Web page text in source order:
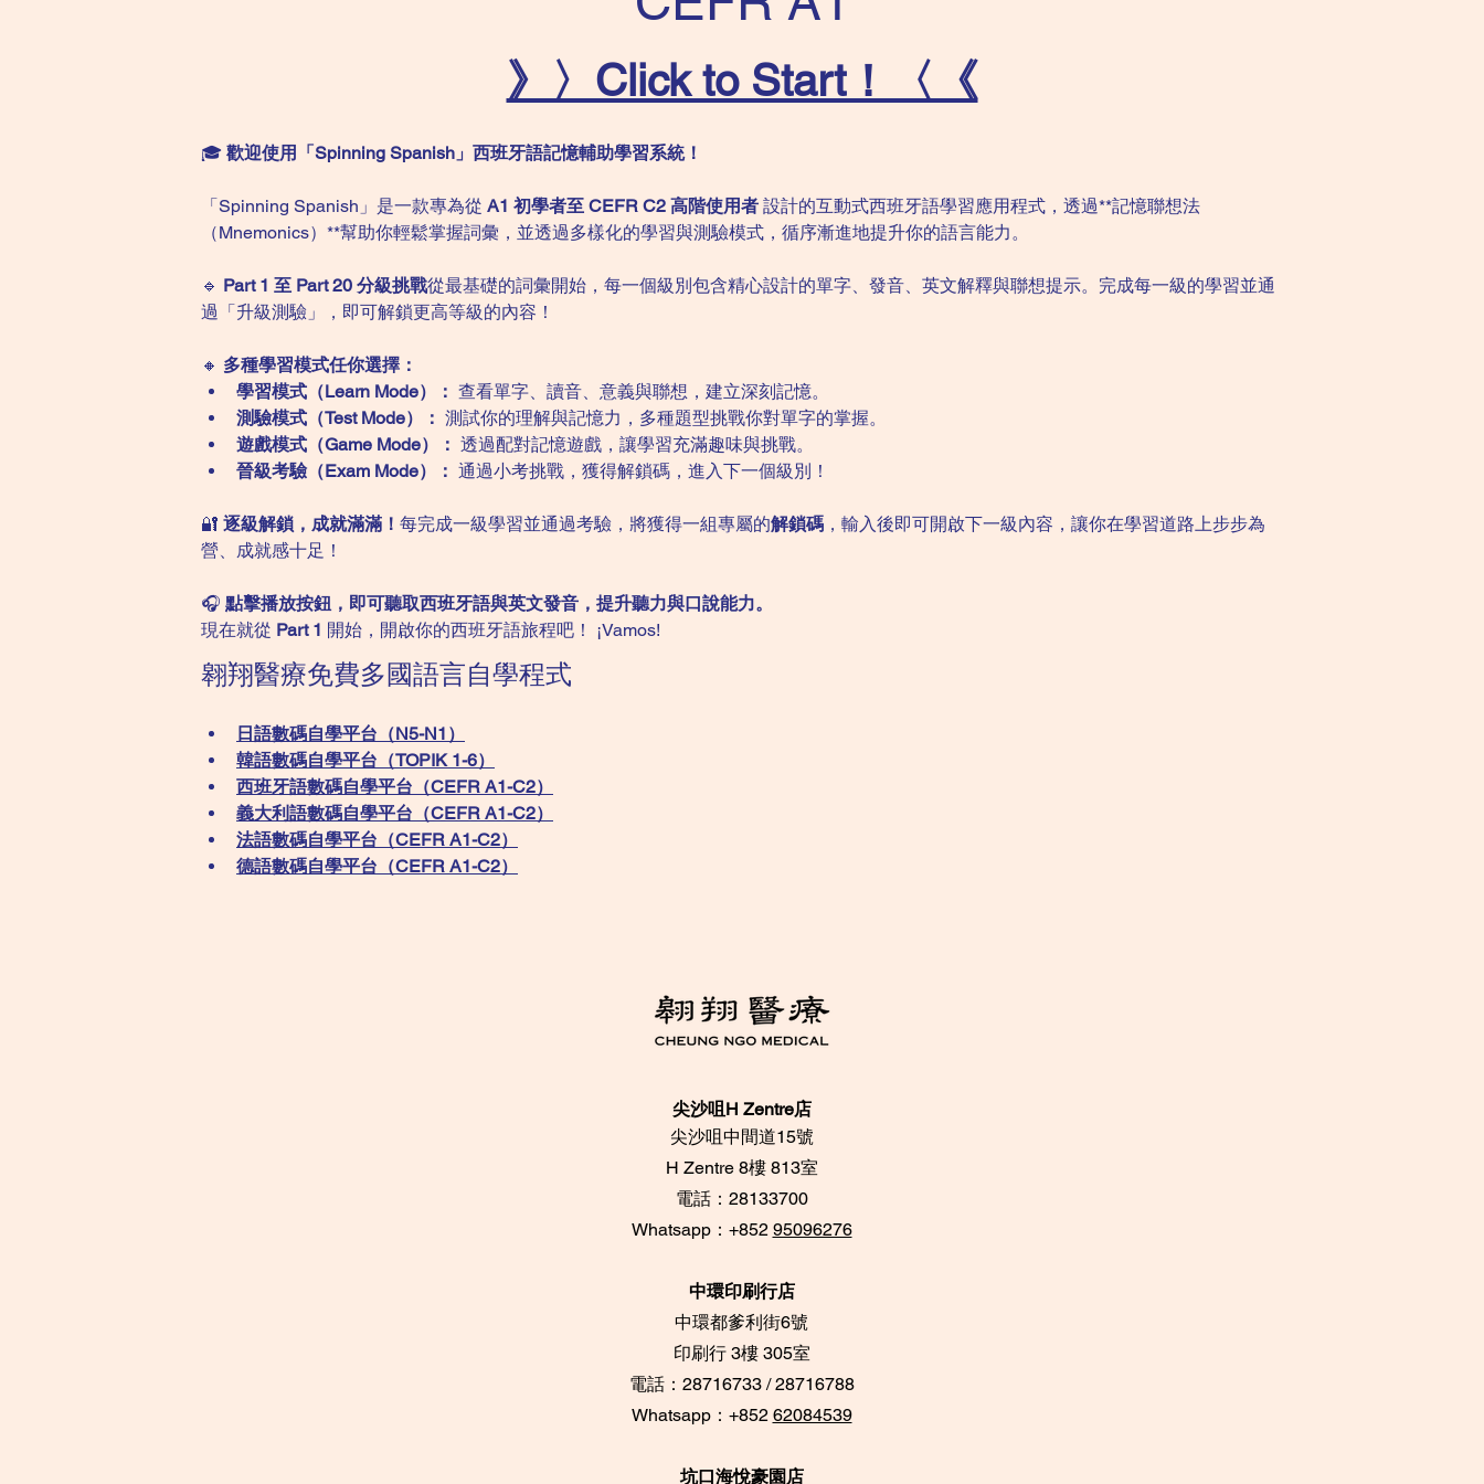
》〉Click to Start！〈《
🎓 歡迎使用「Spinning Spanish」西班牙語記憶輔助學習系統！
「Spinning Spanish」是一款專為從 A1 初學者至 CEFR C2 高階使用者 設計的互動式西班牙語學習應用程式，透過**記憶聯想法
（Mnemonics）**幫助你輕鬆掌握詞彙，並透過多樣化的學習與測驗模式，循序漸進地提升你的語言能力。
🔹 Part 1 至 Part 20 分級挑戰從最基礎的詞彙開始，每一個級別包含精心設計的單字、發音、英文解釋與聯想提示。完成每一級的學習並通
過「升級測驗」，即可解鎖更高等級的內容！
🔸 多種學習模式任你選擇：
學習模式（Learn Mode）： 查看單字、讀音、意義與聯想，建立深刻記憶。
測驗模式（Test Mode）： 測試你的理解與記憶力，多種題型挑戰你對單字的掌握。
遊戲模式（Game Mode）： 透過配對記憶遊戲，讓學習充滿趣味與挑戰。
晉級考驗（Exam Mode）： 通過小考挑戰，獲得解鎖碼，進入下一個級別！
🔐 逐級解鎖，成就滿滿！ 每完成一級學習並通過考驗，將獲得一組專屬的解鎖碼 ，輸入後即可開啟下一級內容，讓你在學習道路上步步為
營、成就感十足！
🎧 點擊播放按鈕，即可聽取西班牙語與英文發音，提升聽力與口說能力。
現在就從 Part 1 開始，開啟你的西班牙語旅程吧！ ¡Vamos!
翱翔醫療免費多國語言自學程式
日語數碼自學平台（N5-N1）
韓語數碼自學平台​（TOPIK 1-6）
西班牙語數碼自學平台（CEFR A1-C2）
義大利語數碼自學平台（CEFR A1-C2）
法語數碼自學平台（CEFR A1-C2）
德語數碼自學平台（CEFR A1-C2）
尖沙咀H Zentre店
尖沙咀中間道15號
​H Zentre 8樓 813室
電話：28133700
​Whatsapp：+852 95096276
中環印刷行店
中環都爹利街6號
​印刷行 3樓 305室
電話：28716733 / 28716788
Whatsapp：+852 62084539
坑口海悅豪園店